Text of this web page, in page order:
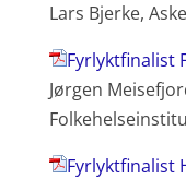
Lars Bjerke,
Fyrlyktfinalist
Jørgen
Fyrlyktfinalist